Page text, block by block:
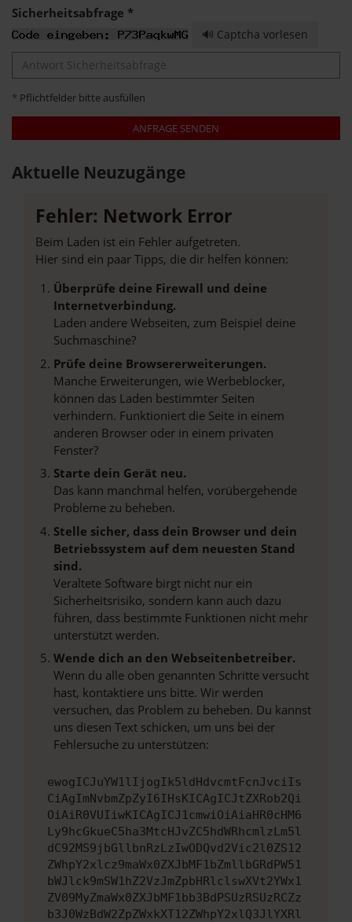
Sicherheitsabfrage *
🔊 Captcha vorlesen
* Pflichtfelder bitte ausfüllen
ANFRAGE SENDEN
Aktuelle Neuzugänge
Fehler: Network Error
Beim Laden ist ein Fehler aufgetreten.
Hier sind ein paar Tipps, die dir helfen können:
Überprüfe deine Firewall und deine
Internetverbindung.
Laden andere Webseiten, zum Beispiel deine
Suchmaschine?
Prüfe deine Browsererweiterungen.
Manche Erweiterungen, wie Werbeblocker,
können das Laden bestimmter Seiten
verhindern. Funktioniert die Seite in einem
anderen Browser oder in einem privaten
Fenster?
Starte dein Gerät neu.
Das kann manchmal helfen, vorübergehende
Probleme zu beheben.
Stelle sicher, dass dein Browser und dein
Betriebssystem auf dem neuesten Stand
sind.
Veraltete Software birgt nicht nur ein
Sicherheitsrisiko, sondern kann auch dazu
führen, dass bestimmte Funktionen nicht mehr
unterstützt werden.
Wende dich an den Webseitenbetreiber.
Wenn du alle oben genannten Schritte versucht
hast, kontaktiere uns bitte. Wir werden
versuchen, das Problem zu beheben. Du kannst
uns diesen Text schicken, um uns bei der
Fehlersuche zu unterstützen:
ewogICJuYW1lIjogIk5ldHdvcmtFcnJvciIs
CiAgImNvbmZpZyI6IHsKICAgICJtZXRob2Qi
OiAiR0VUIiwKICAgICJ1cmwiOiAiaHR0cHM6
Ly9hcGkueC5ha3MtcHJvZC5hdWRhcmlzLm5l
dC92MS9jbGllbnRzLzIwODQvd2Vic2l0ZS12
ZWhpY2xlcz9maWx0ZXJbMF1bZmllbGRdPW51
bWJlck9mSW1hZ2VzJmZpbHRlclswXVt2YWx1
ZV09MyZmaWx0ZXJbMF1bb3BdPSUzRSUzRCZz
b3J0WzBdW2ZpZWxkXT12ZWhpY2xlQ3JlYXRl